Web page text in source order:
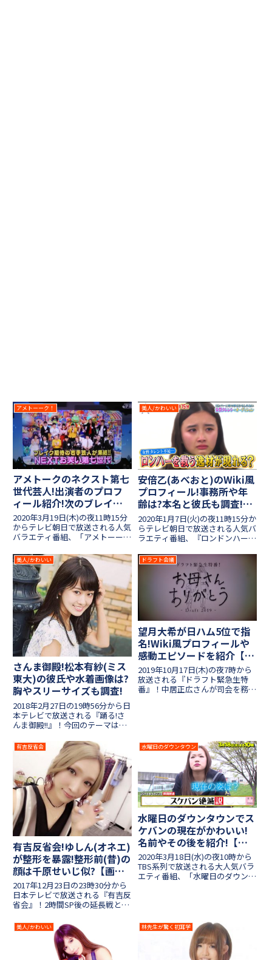
アメトーーク！
アメトークのネクスト第七
世代芸人!出演者のプロフ
ィール紹介!次のブレイク
は誰?
2020年3月19日(木)の夜11時15分
からテレビ朝日で放送される人気
バラエティ番組、「アメトーー
をテーマに、霜降り・EXITらの次
にブレイクするかもしれない7組
を雛壇に呼んで色々な質問やネタ
が飛び交いま...
美人/かわいい
安倍乙(あべおと)のWiki風
プロフィール!事務所や年
齢は?本名と彼氏も調査!
【ロンドンハーツ】
2020年1月7日(火)の夜11時15分か
らテレビ朝日で放送される人気バ
ラエティ番組、『ロンドンハー
かもしれない女性タレントオーデ
ィションのドッキリが企画されま
した。そこで企画に呼ばれた安倍
乙(あべおと)さんが...
美人/かわいい
さんま御殿!松本有紗(ミス
東大)の彼氏や水着画像は?
胸やスリーサイズも調査!
2018年2月27日の19時56分から日
本テレビで放送される『踊る!さ
んま御殿!!』！今回のテーマはイ
なトークバトルが繰り広げられま
した！中でもインテリ軍団側で出
演したミス東大の松本有紗さんが
「桐谷美玲に似てる...
ドラフト会議
望月大希が日ハム5位で指
名!Wiki風プロフィールや
感動エピソードを紹介【ド
ラフト会議2019緊急生特
番】
2019年10月17日(木)の夜7時から
放送される『ドラフト緊急生特
番』！中居正広さんが司会を務め
有吉反省会
有吉反省会!ゆしん(オネエ)
が整形を暴露!整形前(昔)の
顔は千原せいじ似?【画像
あり】
2017年12月23日の23時30分から
日本テレビで放送される『有吉反
省会』！2時間SP後の延長戦とな
ネエタレントとしてブレイクした
ゆしんさんが登場します！実は
「整形していた」ことをカミング
アウトしたそうですね...
水曜日のダウンタウン
水曜日のダウンタウンでス
ケバンの現在がかわいい!
名前やその後を紹介!【あ
の説は今】
2020年3月18日(水)の夜10時から
TBS系列で放送される大人気バラ
エティ番組、「水曜日のダウンタ
後のスケバンが...
美人/かわいい 林先生が驚く初耳学